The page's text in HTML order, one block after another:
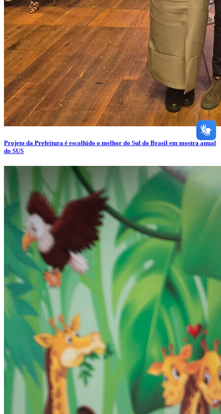
Projeto da Prefeitura é escolhido o melhor do Sul do Brasil em mostra anual
do SUS